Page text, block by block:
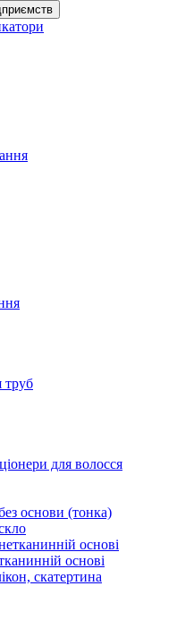
труб
для волосся
основи (тонка)
основі
основі
скатертина